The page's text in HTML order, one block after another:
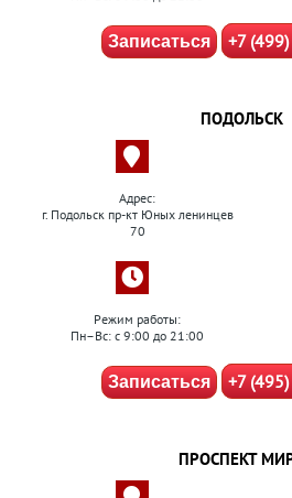
Записаться +7
ПОДОЛЬСК
Адрес:
г. Подольск пр-кт Юных ленинцев
70
Режим работы:
Пн–Вс: с 9:00 до 21:00
Записаться +7
ПРОСПЕКТ